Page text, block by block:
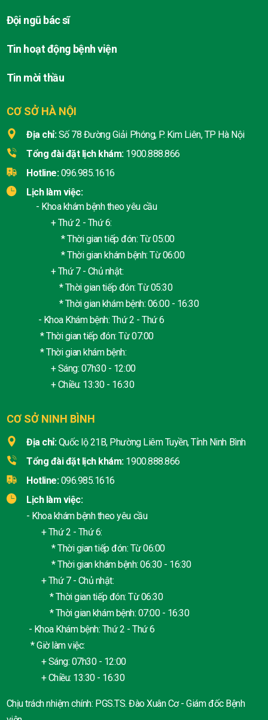
CƠ SỞ HÀ NỘI
Địa chỉ: Số 78 Đường Giải Phóng, P. Kim Liên, TP Hà Nội
Tổng đài đặt lịch khám: 1900.888.866
Hotline: 096.985.1616
Lịch làm việc:
- Khoa khám bệnh theo yêu cầu
+ Thứ 2 - Thứ 6:
* Thời gian tiếp đón: Từ 05:00
* Thời gian khám bệnh: Từ 06:00
+ Thứ 7 - Chủ nhật:
* Thời gian tiếp đón: Từ 05:30
* Thời gian khám bệnh: 06:00 - 16:30
- Khoa Khám bệnh: Thứ 2 - Thứ 6
* Thời gian tiếp đón: Từ 07:00
* Thời gian khám bệnh:
+ Sáng: 07h30 - 12:00
+ Chiều: 13:30 - 16:30
CƠ SỞ NINH BÌNH
Địa chỉ: Quốc lộ 21B, Phường Liêm Tuyền, Tỉnh Ninh Bình
Tổng đài đặt lịch khám: 1900.888.866
Hotline: 096.985.1616
Lịch làm việc:
- Khoa khám bệnh theo yêu cầu
+ Thứ 2 - Thứ 6:
* Thời gian tiếp đón: Từ 06:00
* Thời gian khám bệnh: 06:30 - 16:30
+ Thứ 7 - Chủ nhật:
* Thời gian tiếp đón: Từ 06:30
* Thời gian khám bệnh: 07:00 - 16:30
- Khoa Khám bệnh: Thứ 2 - Thứ 6
* Giờ làm việc:
+ Sáng: 07h30 - 12:00
+ Chiều: 13:30 - 16:30
Chịu trách nhiệm chính: PGS.TS. Đào Xuân Cơ - Giám đốc Bệnh
Đội ngũ bác sĩ
Tin hoạt động bệnh viện
Tin mời thầu